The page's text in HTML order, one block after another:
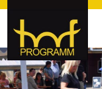
hof-
Hochfranken